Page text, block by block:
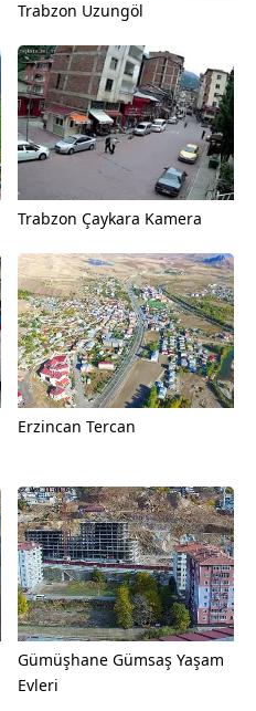
Trabzon Uzungöl
Trabzon Çaykara Kamera
Erzincan Tercan
Gümüşhane Gümsaş Yaşam
Evleri